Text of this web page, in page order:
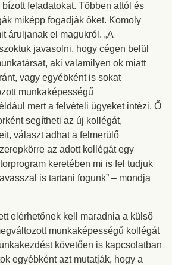
feladatokat. Többen attól és
miképp fogadják őket. Komoly
áruljanak el magukról. „A
javasolni, hogy cégen belül
aki valamilyen ok miatt
vagy egyébként is sokat
munkaképességű
mert a felvételi ügyeket intézi. Ő
segítheti az új kollégát,
választ adhat a felmerülő
az adott kollégát egy
keretében mi is fel tudjuk
is tartani fogunk” – mondja
elérhetőnek kell maradnia a külső
munkaképességű kollégát
követően is kapcsolatban
egyébként azt mutatják, hogy a